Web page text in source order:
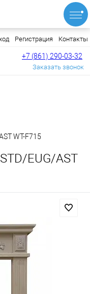
Регистрация Контакты
+7 (861) 290-03-32
Заказать звонок
WT-F715
EUG/AST